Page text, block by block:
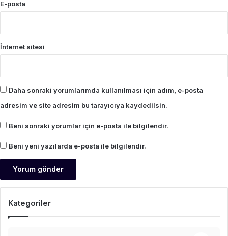
E-posta
İnternet sitesi
Daha sonraki yorumlarımda kullanılması için adım, e-posta
adresim ve site adresim bu tarayıcıya kaydedilsin.
Beni sonraki yorumlar için e-posta ile bilgilendir.
Beni yeni yazılarda e-posta ile bilgilendir.
Kategoriler